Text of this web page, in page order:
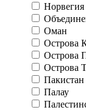
Норвегия
Оман
Острова
Острова
Острова
Пакистан
Палау